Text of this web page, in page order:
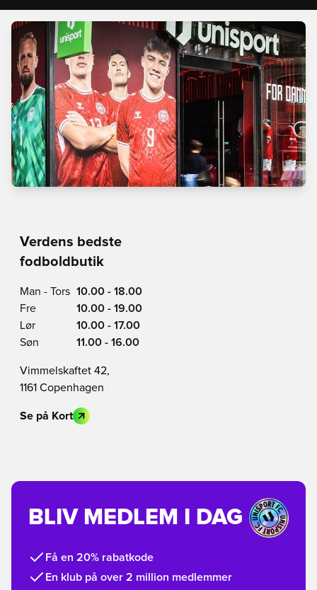
Verdens bedste
fodboldbutik
Man - Tors 10.00 - 18.00
Fre
10.00 - 19.00
Lør
10.00 - 17.00
Søn
11.00 - 16.00
Vimmelskaftet 42,
1161 Copenhagen
Se på Kort
BLIV MEDLEM I DAG
Få en 20% rabatkode
En klub på over 2 million medlemmer